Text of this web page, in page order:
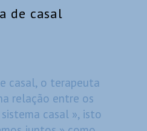
de casal
casal, o terapeuta
relação entre os
casal », isto